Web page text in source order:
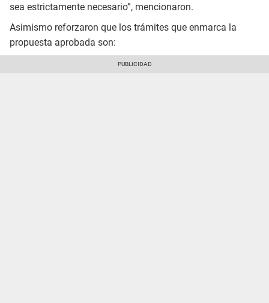
sea estrictamente necesario”, mencionaron.
Asimismo reforzaron que los trámites que enmarca la
propuesta aprobada son: